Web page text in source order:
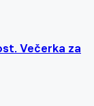
Večerka za